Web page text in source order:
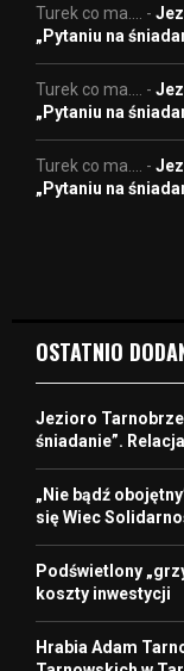
Turek co ma.... -
„Pytaniu na
Turek co ma.... -
„Pytaniu na
Turek co ma.... -
„Pytaniu na
OSTATNIO
Jezioro
śniadanie”.
„Nie bądź
się Wiec
Podświetlony
koszty inwestycji
Hrabia Adam